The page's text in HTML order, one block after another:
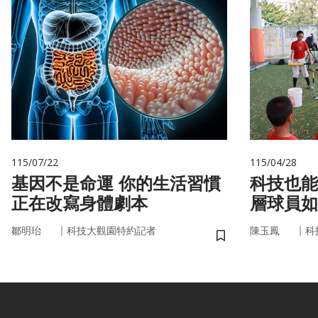
115/07/22
基因不是命運 你的生活習慣
正在改寫身體劇本
鄒明珆 ｜ 科技大觀園特約記者
儲存書籤
115/04/28
科技也
層球員
陳玉鳳 ｜ 科